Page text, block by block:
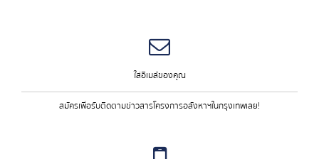
สมัครเพื่อรับติดตามข่าวสารโครงการอสังหาฯในกรุงเทพเลย!